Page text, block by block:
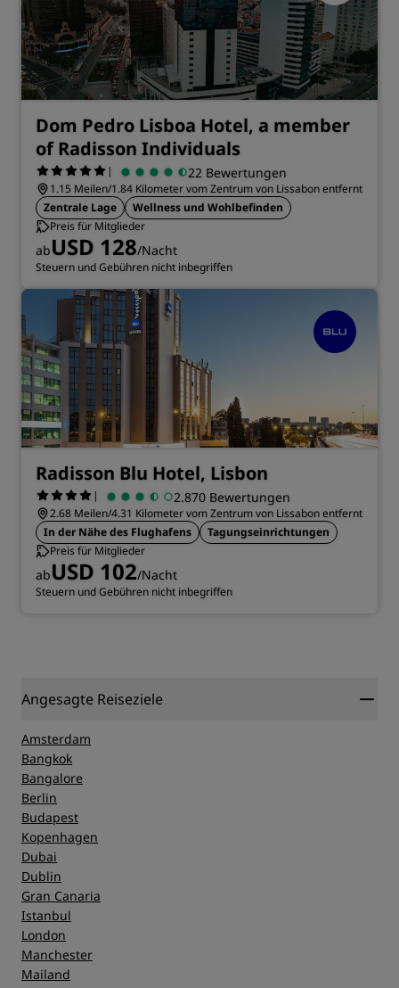
Dom Pedro Lisboa Hotel, a member
of Radisson Individuals
| 22 Bewertungen
1.15 Meilen/1.84 Kilometer vom Zentrum von Lissabon entfernt
Zentrale Lage
Wellness und Wohlbefinden
Preis für Mitglieder
abUSD 128/Nacht
Steuern und Gebühren nicht inbegriffen
Radisson Blu Hotel, Lisbon
| 2.870 Bewertungen
2.68 Meilen/4.31 Kilometer vom Zentrum von Lissabon entfernt
In der Nähe des Flughafens
Tagungseinrichtungen
Preis für Mitglieder
abUSD 102/Nacht
Steuern und Gebühren nicht inbegriffen
Angesagte Reiseziele
Amsterdam
Bangkok
Bangalore
Berlin
Budapest
Kopenhagen
Dubai
Dublin
Gran Canaria
Istanbul
London
Manchester
Mailand